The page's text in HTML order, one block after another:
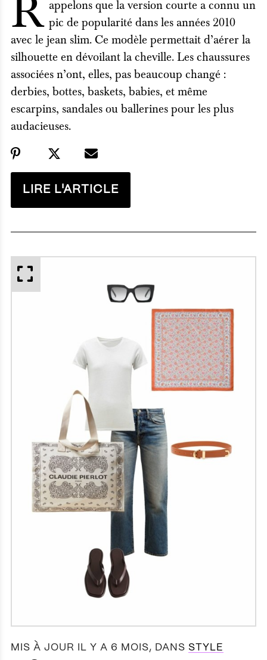
R appelons que la version courte a connu un
pic de popularité dans les années 2010
avec le jean slim. Ce modèle permettait d’aérer la
silhouette en dévoilant la cheville. Les chaussures
associées n’ont, elles, pas beaucoup changé :
derbies, bottes, baskets, babies, et même
escarpins, sandales ou ballerines pour les plus
audacieuses.
LIRE L'ARTICLE
APERÇU
MIS À JOUR IL Y A 6 MOIS, DANS STYLE